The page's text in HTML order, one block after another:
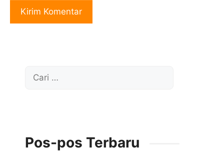
untuk:
Pos-pos Terbaru